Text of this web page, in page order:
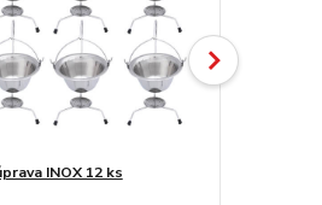
INOX 12 ks